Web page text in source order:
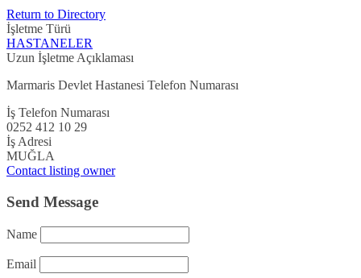
Return to Directory
İşletme Türü
HASTANELER
Uzun İşletme Açıklaması
Marmaris Devlet Hastanesi Telefon Numarası
İş Telefon Numarası
0252 412 10 29
İş Adresi
MUĞLA
Contact listing owner
Send Message
Name
Email